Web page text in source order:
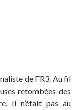
de FR3. Au fil
retombées des
Il n’était pas au